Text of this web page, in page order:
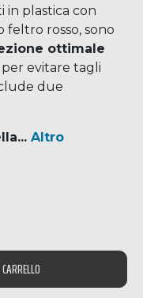
in plastica con
rosso, sono
ottimale
evitare tagli
due
Altro
feltro
dei coltelli